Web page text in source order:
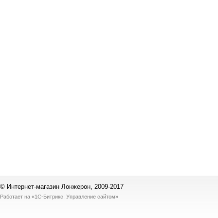
© Интернет-магазин Лонжерон, 2009-2017
Работает на «1С-Битрикс: Управление сайтом»